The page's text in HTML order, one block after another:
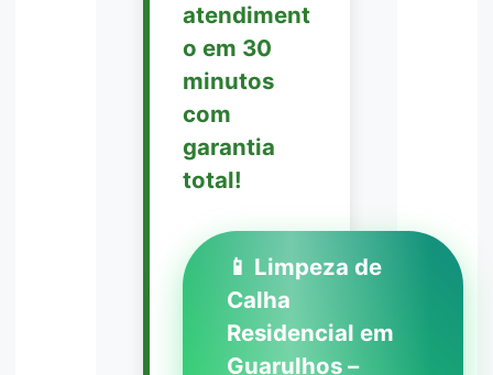
atendiment
o em 30
minutos
com
garantia
total!
📱 Limpeza de
Calha
Residencial em
Guarulhos –